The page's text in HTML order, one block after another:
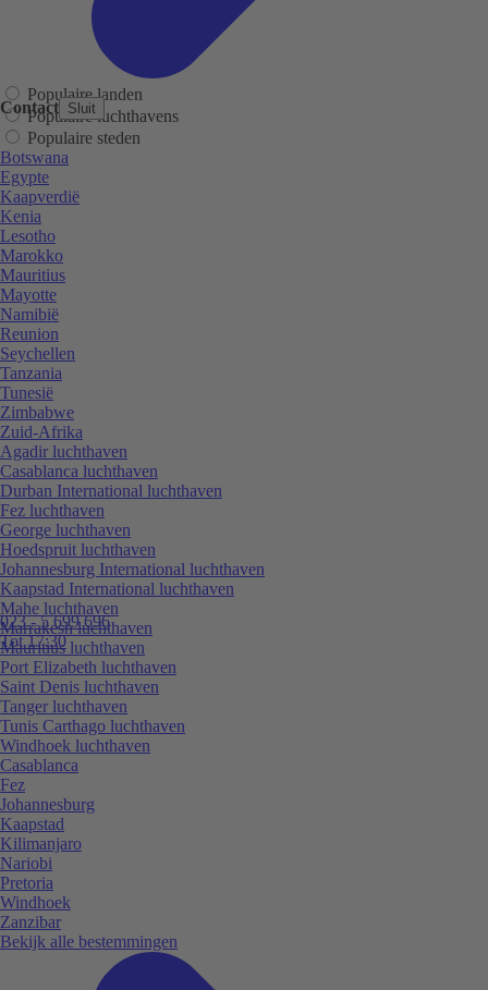
Contact Sluit
023 - 5 699 696
Tot 17:30
Populaire landen
Populaire luchthavens
Populaire steden
Botswana
Egypte
Kaapverdië
Kenia
Lesotho
Marokko
Mauritius
Mayotte
Namibië
Reunion
Seychellen
Tanzania
Tunesië
Zimbabwe
Zuid-Afrika
Agadir luchthaven
Casablanca luchthaven
Durban International luchthaven
Fez luchthaven
George luchthaven
Hoedspruit luchthaven
Johannesburg International luchthaven
Kaapstad International luchthaven
Mahe luchthaven
Marrakesh luchthaven
Mauritius luchthaven
Port Elizabeth luchthaven
Saint Denis luchthaven
Tanger luchthaven
Tunis Carthago luchthaven
Windhoek luchthaven
Casablanca
Fez
Johannesburg
Kaapstad
Kilimanjaro
Nariobi
Pretoria
Windhoek
Zanzibar
Bekijk alle bestemmingen